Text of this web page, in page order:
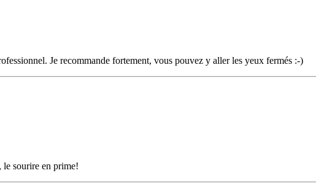
Je recommande fortement, vous pouvez y aller les yeux fermés :-)
sourire en prime!